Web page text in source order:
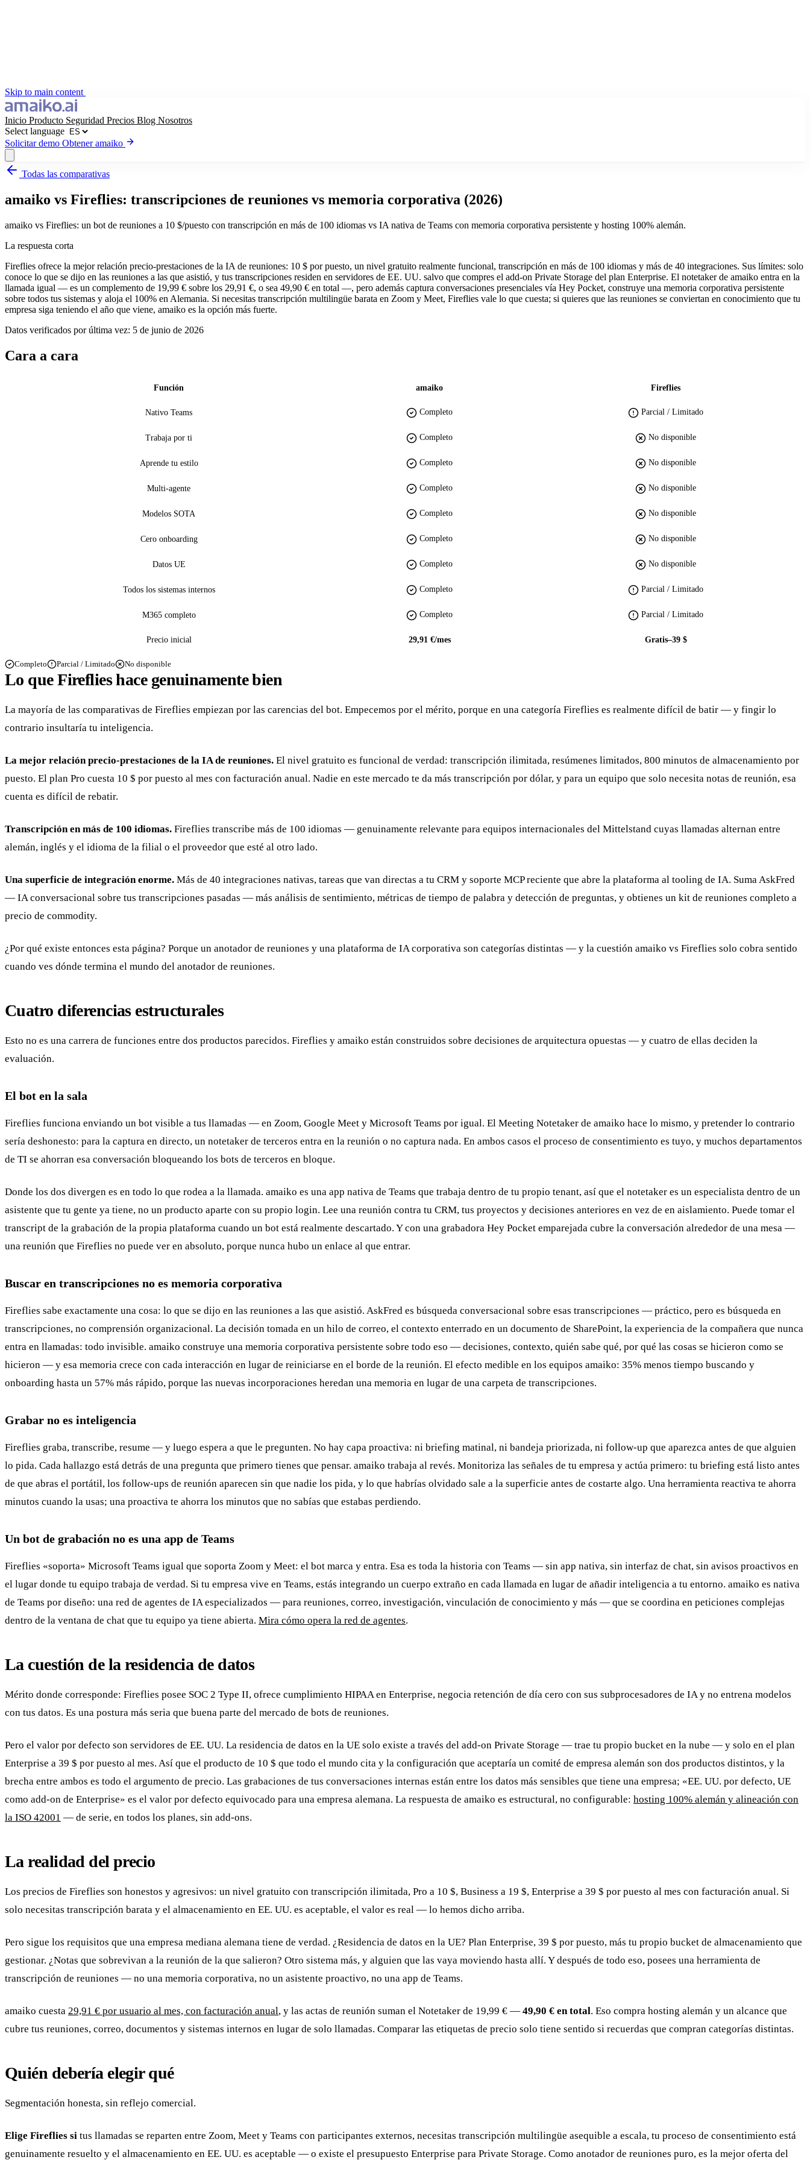
Skip to main content
Inicio Producto Seguridad Precios Blog Nosotros
Select language
Solicitar demo Obtener amaiko
Obtener amaiko Solicitar demo
Select language
Todas las comparativas
amaiko vs Fireflies: transcripciones de reuniones vs memoria corporativa (2026)
amaiko vs Fireflies: un bot de reuniones a 10 $/puesto con transcripción en más de 100 idiomas vs IA nativa de Teams con memoria corporativa persistente y hosting 100% alemán.
La respuesta corta
Fireflies ofrece la mejor relación precio-prestaciones de la IA de reuniones: 10 $ por puesto, un nivel gratuito realmente funcional, transcripción en más de 100 idiomas y más de 40 integraciones. Sus límites: solo
conoce lo que se dijo en las reuniones a las que asistió, y tus transcripciones residen en servidores de EE. UU. salvo que compres el add-on Private Storage del plan Enterprise. El notetaker de amaiko entra en la
llamada igual — es un complemento de 19,99 € sobre los 29,91 €, o sea 49,90 € en total —, pero además captura conversaciones presenciales vía Hey Pocket, construye una memoria corporativa persistente
sobre todos tus sistemas y aloja el 100% en Alemania. Si necesitas transcripción multilingüe barata en Zoom y Meet, Fireflies vale lo que cuesta; si quieres que las reuniones se conviertan en conocimiento que tu
empresa siga teniendo el año que viene, amaiko es la opción más fuerte.
Datos verificados por última vez: 5 de junio de 2026
Cara a cara
Función amaiko Fireflies
Nativo Teams Completo Parcial / Limitado
Trabaja por ti Completo No disponible
Aprende tu estilo Completo No disponible
Multi-agente Completo No disponible
Modelos SOTA Completo No disponible
Cero onboarding Completo No disponible
Datos UE Completo No disponible
Todos los sistemas internos Completo Parcial / Limitado
M365 completo Completo Parcial / Limitado
Precio inicial 29,91 €/mes Gratis–39 $
Completo Parcial / Limitado No disponible
Lo que Fireflies hace genuinamente bien
La mayoría de las comparativas de Fireflies empiezan por las carencias del bot. Empecemos por el mérito, porque en una categoría Fireflies es realmente difícil de batir — y fingir lo
contrario insultaría tu inteligencia.
La mejor relación precio-prestaciones de la IA de reuniones. El nivel gratuito es funcional de verdad: transcripción ilimitada, resúmenes limitados, 800 minutos de almacenamiento por
puesto. El plan Pro cuesta 10 $ por puesto al mes con facturación anual. Nadie en este mercado te da más transcripción por dólar, y para un equipo que solo necesita notas de reunión, esa
cuenta es difícil de rebatir.
Transcripción en más de 100 idiomas. Fireflies transcribe más de 100 idiomas — genuinamente relevante para equipos internacionales del Mittelstand cuyas llamadas alternan entre
alemán, inglés y el idioma de la filial o el proveedor que esté al otro lado.
Una superficie de integración enorme. Más de 40 integraciones nativas, tareas que van directas a tu CRM y soporte MCP reciente que abre la plataforma al tooling de IA. Suma AskFred
— IA conversacional sobre tus transcripciones pasadas — más análisis de sentimiento, métricas de tiempo de palabra y detección de preguntas, y obtienes un kit de reuniones completo a
precio de commodity.
¿Por qué existe entonces esta página? Porque un anotador de reuniones y una plataforma de IA corporativa son categorías distintas — y la cuestión amaiko vs Fireflies solo cobra sentido
cuando ves dónde termina el mundo del anotador de reuniones.
Cuatro diferencias estructurales
Esto no es una carrera de funciones entre dos productos parecidos. Fireflies y amaiko están construidos sobre decisiones de arquitectura opuestas — y cuatro de ellas deciden la
evaluación.
El bot en la sala
Fireflies funciona enviando un bot visible a tus llamadas — en Zoom, Google Meet y Microsoft Teams por igual. El Meeting Notetaker de amaiko hace lo mismo, y pretender lo contrario
sería deshonesto: para la captura en directo, un notetaker de terceros entra en la reunión o no captura nada. En ambos casos el proceso de consentimiento es tuyo, y muchos departamentos
de TI se ahorran esa conversación bloqueando los bots de terceros en bloque.
Donde los dos divergen es en todo lo que rodea a la llamada. amaiko es una app nativa de Teams que trabaja dentro de tu propio tenant, así que el notetaker es un especialista dentro de un
asistente que tu gente ya tiene, no un producto aparte con su propio login. Lee una reunión contra tu CRM, tus proyectos y decisiones anteriores en vez de en aislamiento. Puede tomar el
transcript de la grabación de la propia plataforma cuando un bot está realmente descartado. Y con una grabadora Hey Pocket emparejada cubre la conversación alrededor de una mesa —
una reunión que Fireflies no puede ver en absoluto, porque nunca hubo un enlace al que entrar.
Buscar en transcripciones no es memoria corporativa
Fireflies sabe exactamente una cosa: lo que se dijo en las reuniones a las que asistió. AskFred es búsqueda conversacional sobre esas transcripciones — práctico, pero es búsqueda en
transcripciones, no comprensión organizacional. La decisión tomada en un hilo de correo, el contexto enterrado en un documento de SharePoint, la experiencia de la compañera que nunca
entra en llamadas: todo invisible. amaiko construye una memoria corporativa persistente sobre todo eso — decisiones, contexto, quién sabe qué, por qué las cosas se hicieron como se
hicieron — y esa memoria crece con cada interacción en lugar de reiniciarse en el borde de la reunión. El efecto medible en los equipos amaiko: 35% menos tiempo buscando y
onboarding hasta un 57% más rápido, porque las nuevas incorporaciones heredan una memoria en lugar de una carpeta de transcripciones.
Grabar no es inteligencia
Fireflies graba, transcribe, resume — y luego espera a que le pregunten. No hay capa proactiva: ni briefing matinal, ni bandeja priorizada, ni follow-up que aparezca antes de que alguien
lo pida. Cada hallazgo está detrás de una pregunta que primero tienes que pensar. amaiko trabaja al revés. Monitoriza las señales de tu empresa y actúa primero: tu briefing está listo antes
de que abras el portátil, los follow-ups de reunión aparecen sin que nadie los pida, y lo que habrías olvidado sale a la superficie antes de costarte algo. Una herramienta reactiva te ahorra
minutos cuando la usas; una proactiva te ahorra los minutos que no sabías que estabas perdiendo.
Un bot de grabación no es una app de Teams
Fireflies «soporta» Microsoft Teams igual que soporta Zoom y Meet: el bot marca y entra. Esa es toda la historia con Teams — sin app nativa, sin interfaz de chat, sin avisos proactivos en
el lugar donde tu equipo trabaja de verdad. Si tu empresa vive en Teams, estás integrando un cuerpo extraño en cada llamada en lugar de añadir inteligencia a tu entorno. amaiko es nativa
de Teams por diseño: una red de agentes de IA especializados — para reuniones, correo, investigación, vinculación de conocimiento y más — que se coordina en peticiones complejas
dentro de la ventana de chat que tu equipo ya tiene abierta. Mira cómo opera la red de agentes.
La cuestión de la residencia de datos
Mérito donde corresponde: Fireflies posee SOC 2 Type II, ofrece cumplimiento HIPAA en Enterprise, negocia retención de día cero con sus subprocesadores de IA y no entrena modelos
con tus datos. Es una postura más seria que buena parte del mercado de bots de reuniones.
Pero el valor por defecto son servidores de EE. UU. La residencia de datos en la UE solo existe a través del add-on Private Storage — trae tu propio bucket en la nube — y solo en el plan
Enterprise a 39 $ por puesto al mes. Así que el producto de 10 $ que todo el mundo cita y la configuración que aceptaría un comité de empresa alemán son dos productos distintos, y la
brecha entre ambos es todo el argumento de precio. Las grabaciones de tus conversaciones internas están entre los datos más sensibles que tiene una empresa; «EE. UU. por defecto, UE
como add-on de Enterprise» es el valor por defecto equivocado para una empresa alemana. La respuesta de amaiko es estructural, no configurable: hosting 100% alemán y alineación con
la ISO 42001 — de serie, en todos los planes, sin add-ons.
La realidad del precio
Los precios de Fireflies son honestos y agresivos: un nivel gratuito con transcripción ilimitada, Pro a 10 $, Business a 19 $, Enterprise a 39 $ por puesto al mes con facturación anual. Si
solo necesitas transcripción barata y el almacenamiento en EE. UU. es aceptable, el valor es real — lo hemos dicho arriba.
Pero sigue los requisitos que una empresa mediana alemana tiene de verdad. ¿Residencia de datos en la UE? Plan Enterprise, 39 $ por puesto, más tu propio bucket de almacenamiento que
gestionar. ¿Notas que sobrevivan a la reunión de la que salieron? Otro sistema más, y alguien que las vaya moviendo hasta allí. Y después de todo eso, posees una herramienta de
transcripción de reuniones — no una memoria corporativa, no un asistente proactivo, no una app de Teams.
amaiko cuesta 29,91 € por usuario al mes, con facturación anual, y las actas de reunión suman el Notetaker de 19,99 € — 49,90 € en total. Eso compra hosting alemán y un alcance que
cubre tus reuniones, correo, documentos y sistemas internos en lugar de solo llamadas. Comparar las etiquetas de precio solo tiene sentido si recuerdas que compran categorías distintas.
Quién debería elegir qué
Segmentación honesta, sin reflejo comercial.
Elige Fireflies si tus llamadas se reparten entre Zoom, Meet y Teams con participantes externos, necesitas transcripción multilingüe asequible a escala, tu proceso de consentimiento está
genuinamente resuelto y el almacenamiento en EE. UU. es aceptable — o existe el presupuesto Enterprise para Private Storage. Como anotador de reuniones puro, es la mejor oferta del